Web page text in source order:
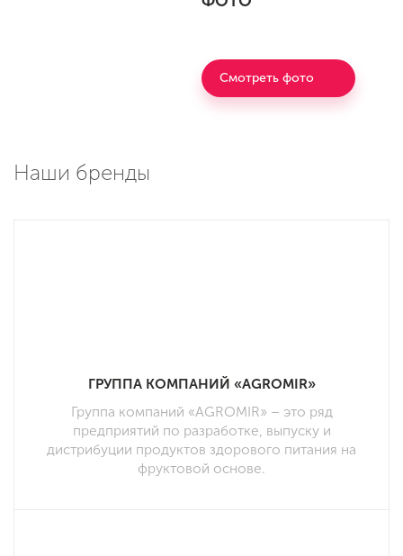
Смотреть фото
Наши бренды
ГРУППА КОМПАНИЙ «AGROMIR»
Группа компаний «AGROMIR» – это ряд
предприятий по разработке, выпуску и
дистрибуции продуктов здорового питания на
фруктовой основе.